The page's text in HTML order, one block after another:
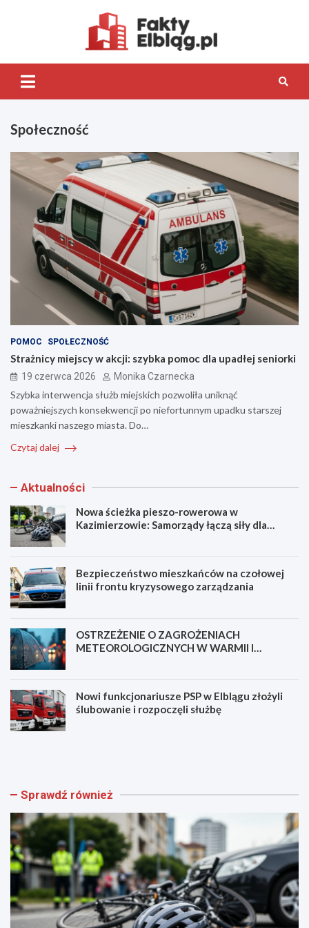
Społeczność
POMOC SPOŁECZNOŚĆ
Strażnicy miejscy w akcji: szybka pomoc dla upadłej seniorki
19 czerwca 2026 Monika Czarnecka
Szybka interwencja służb miejskich pozwoliła uniknąć
poważniejszych konsekwencji po niefortunnym upadku starszej
mieszkanki naszego miasta. Do…
Czytaj dalej
Aktualności
Nowa ścieżka pieszo-rowerowa w
Kazimierzowie: Samorządy łączą siły dla
Bezpieczeństwo mieszkańców na czołowej
linii frontu kryzysowego zarządzania
OSTRZEŻENIE O ZAGROŻENIACH
METEOROLOGICZNYCH W WARMII I
Nowi funkcjonariusze PSP w Elblągu złożyli
ślubowanie i rozpoczęli służbę
N
c
e
ż
k
a
p
e
s
B
e
z
e
ń
s
t
o
m
Sprawdź również